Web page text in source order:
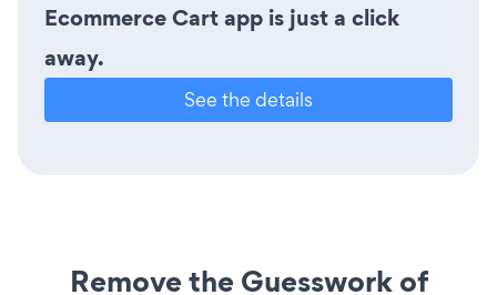
Ecommerce Cart app is just a click
away.
See the details
Remove the Guesswork of